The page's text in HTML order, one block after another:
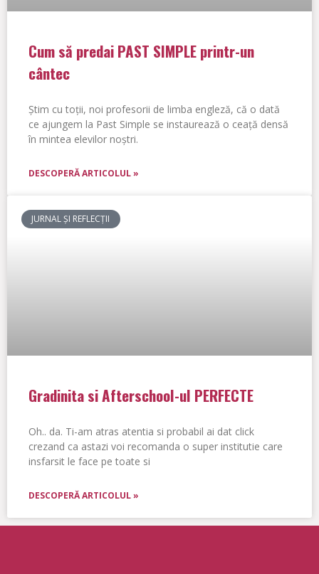
Cum să predai PAST SIMPLE printr-un
cântec
Știm cu toții, noi profesorii de limba engleză, că o dată
ce ajungem la Past Simple se instaurează o ceață densă
în mintea elevilor noștri.
DESCOPERĂ ARTICOLUL »
JURNAL ȘI REFLECȚII
Gradinita si Afterschool-ul PERFECTE
Oh.. da. Ti-am atras atentia si probabil ai dat click
crezand ca astazi voi recomanda o super institutie care
insfarsit le face pe toate si
DESCOPERĂ ARTICOLUL »